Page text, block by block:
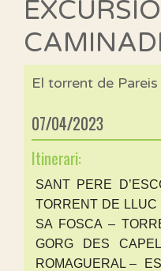
El torrent de Pareis
07/04/2023
Itinerari:
SANT PERE
TORRENT DE LLUC
SA FOSCA –
GORG DES
ROMAGUERAL –